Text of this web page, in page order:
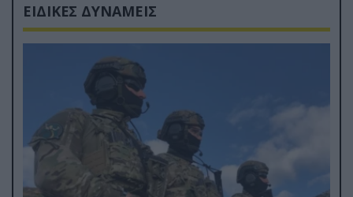
ΕΙΔΙΚΕΣ ΔΥΝΑΜΕΙΣ